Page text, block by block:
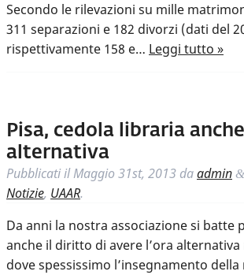
Secondo le rilevazioni su mille
311 separazioni e 182 divorzi (dati del
rispettivamente 158 e… Leggi tutto »
Pisa, cedola libraria
alternativa
Pubblicati ilMaggio 31st, 2013 daadmin &
Notizie, UAAR.
Da anni la nostra associazione si batte
anche il diritto di avere l’ora alternativa
dove spessissimo l’insegnamento